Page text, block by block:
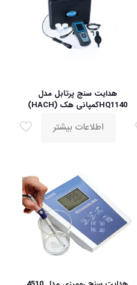
هدایت سنج پرتابل مدل
HQ1140کمپانی هک (HACH)
اطلاعات بیشتر